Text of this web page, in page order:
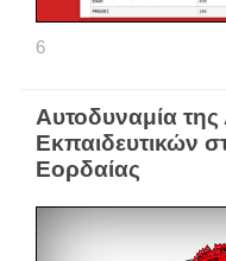
6
Αυτοδυναμία
Εκπαιδευτικών
Εορδαίας